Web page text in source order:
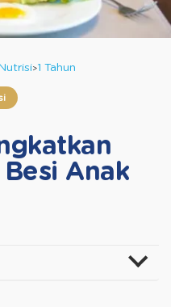
Nutrisi 1 Tahun
Anak